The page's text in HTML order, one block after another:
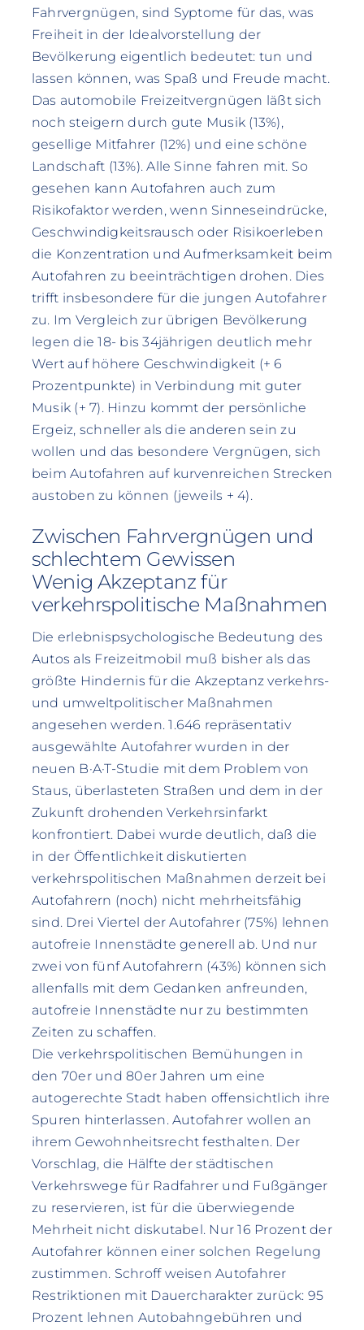
Fahrvergnügen, sind Syptome für das, was
Freiheit in der Idealvorstellung der
Bevölkerung eigentlich bedeutet: tun und
lassen können, was Spaß und Freude macht.
Das automobile Freizeitvergnügen läßt sich
noch steigern durch gute Musik (13%),
gesellige Mitfahrer (12%) und eine schöne
Landschaft (13%). Alle Sinne fahren mit. So
gesehen kann Autofahren auch zum
Risikofaktor werden, wenn Sinneseindrücke,
Geschwindigkeitsrausch oder Risikoerleben
die Konzentration und Aufmerksamkeit beim
Autofahren zu beeinträchtigen drohen. Dies
trifft insbesondere für die jungen Autofahrer
zu. Im Vergleich zur übrigen Bevölkerung
legen die 18- bis 34jährigen deutlich mehr
Wert auf höhere Geschwindigkeit (+ 6
Prozentpunkte) in Verbindung mit guter
Musik (+ 7). Hinzu kommt der persönliche
Ergeiz, schneller als die anderen sein zu
wollen und das besondere Vergnügen, sich
beim Autofahren auf kurvenreichen Strecken
austoben zu können (jeweils + 4).
Zwischen Fahrvergnügen und
schlechtem Gewissen
Wenig Akzeptanz für
verkehrspolitische Maßnahmen
Die erlebnispsychologische Bedeutung des
Autos als Freizeitmobil muß bisher als das
größte Hindernis für die Akzeptanz verkehrs-
und umweltpolitischer Maßnahmen
angesehen werden. 1.646 repräsentativ
ausgewählte Autofahrer wurden in der
neuen B·A·T-Studie mit dem Problem von
Staus, überlasteten Straßen und dem in der
Zukunft drohenden Verkehrsinfarkt
konfrontiert. Dabei wurde deutlich, daß die
in der Öffentlichkeit diskutierten
verkehrspolitischen Maßnahmen derzeit bei
Autofahrern (noch) nicht mehrheitsfähig
sind. Drei Viertel der Autofahrer (75%) lehnen
autofreie Innenstädte generell ab. Und nur
zwei von fünf Autofahrern (43%) können sich
allenfalls mit dem Gedanken anfreunden,
autofreie Innenstädte nur zu bestimmten
Zeiten zu schaffen.
Die verkehrspolitischen Bemühungen in
den 70er und 80er Jahren um eine
autogerechte Stadt haben offensichtlich ihre
Spuren hinterlassen. Autofahrer wollen an
ihrem Gewohnheitsrecht festhalten. Der
Vorschlag, die Hälfte der städtischen
Verkehrswege für Radfahrer und Fußgänger
zu reservieren, ist für die überwiegende
Mehrheit nicht diskutabel. Nur 16 Prozent der
Autofahrer können einer solchen Regelung
zustimmen. Schroff weisen Autofahrer
Restriktionen mit Dauercharakter zurück: 95
Prozent lehnen Autobahngebühren und